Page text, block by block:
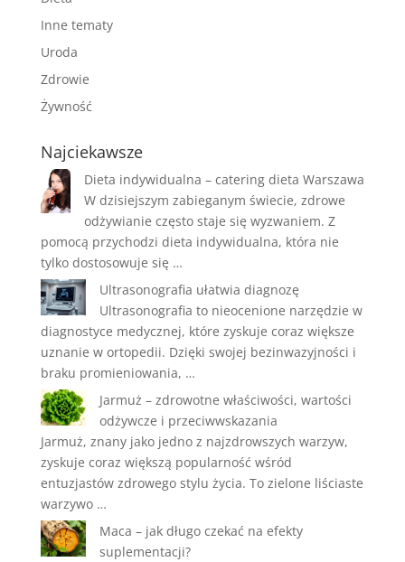
Inne tematy
Uroda
Zdrowie
Żywność
Najciekawsze
Dieta indywidualna – catering dieta Warszawa
W dzisiejszym zabieganym świecie, zdrowe
odżywianie często staje się wyzwaniem. Z
pomocą przychodzi dieta indywidualna, która nie
tylko dostosowuje się …
Ultrasonografia ułatwia diagnozę
Ultrasonografia to nieocenione narzędzie w
diagnostyce medycznej, które zyskuje coraz większe
uznanie w ortopedii. Dzięki swojej bezinwazyjności i
braku promieniowania, …
Jarmuż – zdrowotne właściwości, wartości
odżywcze i przeciwwskazania
Jarmuż, znany jako jedno z najzdrowszych warzyw,
zyskuje coraz większą popularność wśród
entuzjastów zdrowego stylu życia. To zielone liściaste
warzywo …
Maca – jak długo czekać na efekty
suplementacji?